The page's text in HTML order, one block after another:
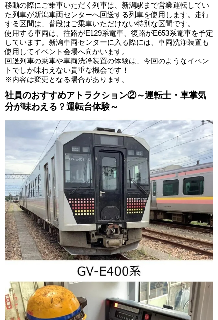
移動の際にご乗車いただく列車は、新潟駅まで営業運転してい
た列車が新潟車両センターへ回送する列車を使用します。走行
する区間は、普段はご乗車いただけない特別な区間です。
使用する車両は、往路がE129系電車、復路がE653系電車を予定
しています。新潟車両センターに入る際には、車両洗浄装置も
使用してイベント会場へ向かいます。
回送列車の乗車や車両洗浄装置の体験は、今回のようなイベン
トでしか味わえない貴重な機会です！
※内容は変更となる場合があります。
社員のおすすめアトラクション②～運転士・車掌気
分が味わえる？運転台体験～